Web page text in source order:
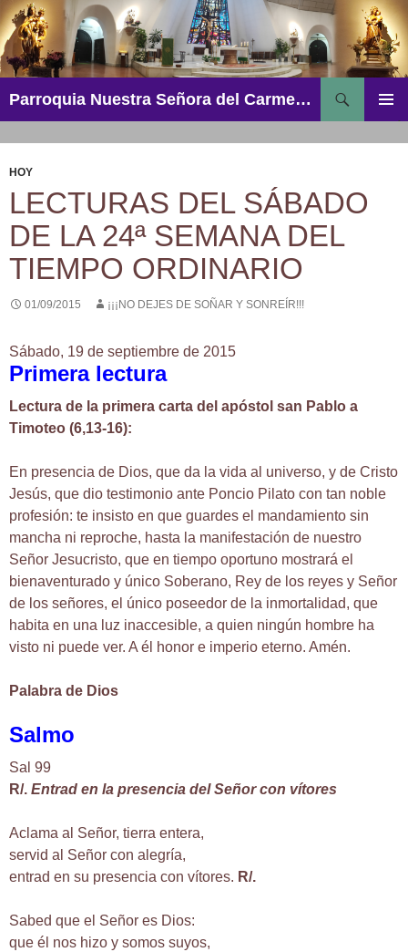
Saltar
al
contenido
Parroquia Nuestra Señora del Carmen – Aguadulce
HOY
LECTURAS DEL SÁBADO
DE LA 24ª SEMANA DEL
TIEMPO ORDINARIO
01/09/2015 ¡¡¡NO DEJES DE SOÑAR Y SONREÍR!!!
Sábado, 19 de septiembre de 2015
Primera lectura
Lectura de la primera carta del apóstol san Pablo a
Timoteo (6,13-16):
En presencia de Dios, que da la vida al universo, y de Cristo
Jesús, que dio testimonio ante Poncio Pilato con tan noble
profesión: te insisto en que guardes el mandamiento sin
mancha ni reproche, hasta la manifestación de nuestro
Señor Jesucristo, que en tiempo oportuno mostrará el
bienaventurado y único Soberano, Rey de los reyes y Señor
de los señores, el único poseedor de la inmortalidad, que
habita en una luz inaccesible, a quien ningún hombre ha
visto ni puede ver. A él honor e imperio eterno. Amén.
Palabra de Dios
Salmo
Sal 99
R/. Entrad en la presencia del Señor con vítores
Aclama al Señor, tierra entera,
servid al Señor con alegría,
entrad en su presencia con vítores. R/.
Sabed que el Señor es Dios:
que él nos hizo y somos suyos,